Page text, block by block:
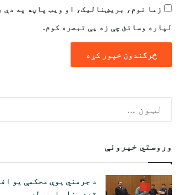
زما نوم، بریښنالیک، او ویب پاڼه په دې
لپاره وساتئ چې زه یې تبصره کوم.
وروستي خپرونې
د جرمني یوې محکمې یو